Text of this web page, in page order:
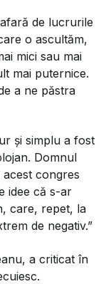
de lucrurile
o ascultăm,
mici sau mai
mai puternice.
a ne păstra
și simplu a fost
Domnul
congres
idee că s-ar
care, repet, la
de negativ.”
a criticat în